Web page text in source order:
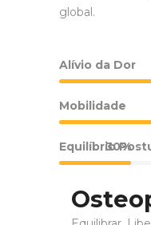
global.
Alívio da Dor
Mobilidade
Equilíbrio
30